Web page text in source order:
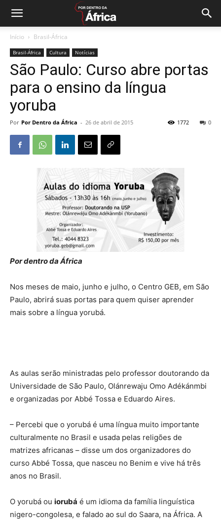
Início Brasil-África
Brasil-África Cultura Notícias
São Paulo: Curso abre portas
para o ensino da língua
yoruba
Por Por Dentro da África - 26 de abril de 2015 0
1772
Por dentro da África
Nos meses de maio, junho e julho, o Centro GEB, em São
Paulo, abrirá suas portas para quem quiser aprender
mais sobre a língua yorubá.
As aulas serão ministradas pelo professor doutorando da
Universidade de São Paulo, Olánrewaju Omo Adékánmbi
e organizadas por Abbé Tossa e Eduardo Aires.
– Percebi que o yorubá é uma língua muito importante
culturalmente no Brasil e usada pelas religões de
matrizes africanas – disse um dos organizadores do
curso Abbé Tossa, que nasceu no Benim e vive há três
anos no Brasil.
O yorubá ou iorubá é um idioma da família linguística
nigero-congolesa, e falado ao sul do Saara, na África. A